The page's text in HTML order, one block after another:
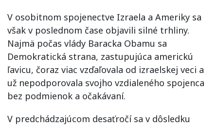
V osobitnom spojenectve Izraela a Ameriky sa
však v poslednom čase objavili silné trhliny.
Najmä počas vlády Baracka Obamu sa
Demokratická strana, zastupujúca americkú
ľavicu, čoraz viac vzďaľovala od izraelskej veci a
už nepodporovala svojho vzdialeného spojenca
bez podmienok a očakávaní.
V predchádzajúcom desaťročí sa v dôsledku